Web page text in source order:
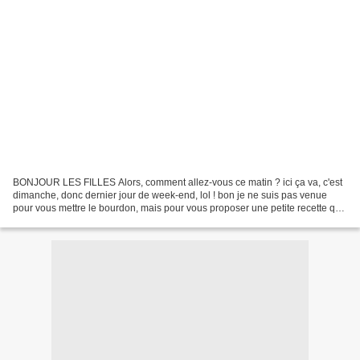
BONJOUR LES FILLES Alors, comment allez-vous ce matin ? ici ça va, c'est
dimanche, donc dernier jour de week-end, lol ! bon je ne suis pas venue
pour vous mettre le bourdon, mais pour vous proposer une petite recette qui